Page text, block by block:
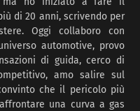
di 20 anni, scrivendo per
Oggi collaboro con
automotive, provo
di guida, cerco di
amo salire sul
che il pericolo più
una curva a gas